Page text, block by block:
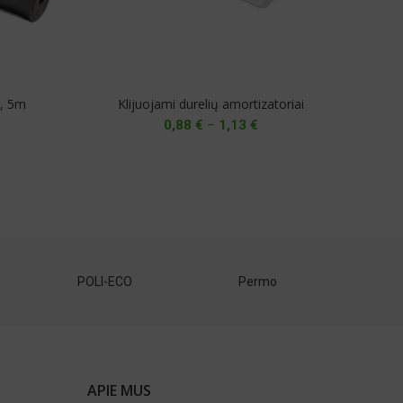
5m Klijuojami durelių amortizatoriai
0,88 € – 1,13 €Price
Maco Hettich
APIE MUS